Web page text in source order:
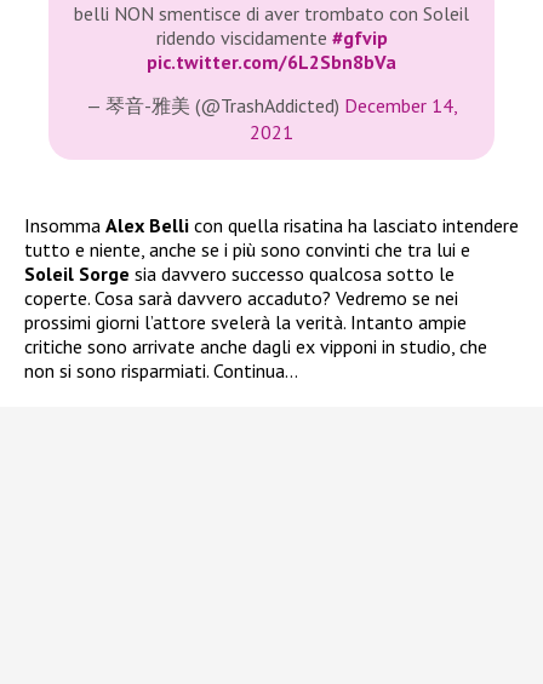
belli NON smentisce di aver trombato con Soleil
ridendo viscidamente #gfvip
pic.twitter.com/6L2Sbn8bVa
— 琴音-雅美 (@TrashAddicted) December 14,
2021
Insomma Alex Belli con quella risatina ha lasciato intendere
tutto e niente, anche se i più sono convinti che tra lui e
Soleil Sorge sia davvero successo qualcosa sotto le
coperte. Cosa sarà davvero accaduto? Vedremo se nei
prossimi giorni l’attore svelerà la verità. Intanto ampie
critiche sono arrivate anche dagli ex vipponi in studio, che
non si sono risparmiati. Continua…